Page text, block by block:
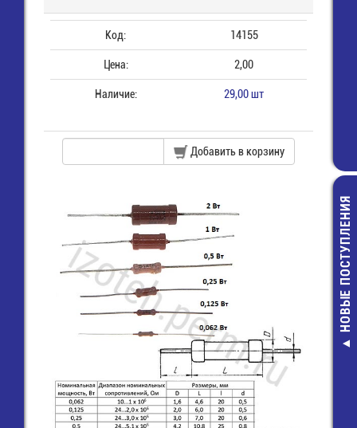
Паста
КПТ-8 (20гр/
НОВЫЕ ПОСТУПЛЕНИЯ
Код: 14155
Цена: 2,00
Наличие: 29,00 шт
Добавить в корзину